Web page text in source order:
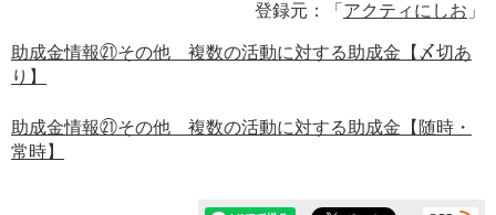
登録元：「 アクティにしお 」
助成金情報㉑その他 複数の活動に対する助成金【〆切あ
り】
助成金情報㉑その他 複数の活動に対する助成金【随時・
常時】